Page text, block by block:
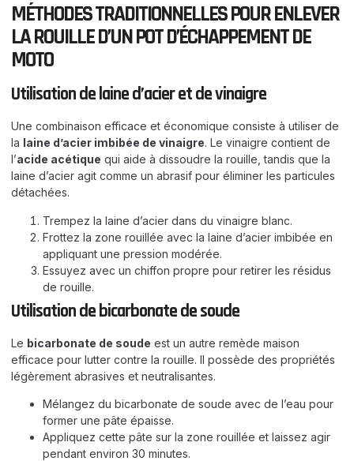
MÉTHODES TRADITIONNELLES POUR ENLEVER
LA ROUILLE D’UN POT D’ÉCHAPPEMENT DE
MOTO
Utilisation de laine d’acier et de vinaigre
Une combinaison efficace et économique consiste à utiliser de
la laine d’acier imbibée de vinaigre. Le vinaigre contient de
l’acide acétique qui aide à dissoudre la rouille, tandis que la
laine d’acier agit comme un abrasif pour éliminer les particules
détachées.
Trempez la laine d’acier dans du vinaigre blanc.
Frottez la zone rouillée avec la laine d’acier imbibée en
appliquant une pression modérée.
Essuyez avec un chiffon propre pour retirer les résidus
de rouille.
Utilisation de bicarbonate de soude
Le bicarbonate de soude est un autre remède maison
efficace pour lutter contre la rouille. Il possède des propriétés
légèrement abrasives et neutralisantes.
Mélangez du bicarbonate de soude avec de l’eau pour
former une pâte épaisse.
Appliquez cette pâte sur la zone rouillée et laissez agir
pendant environ 30 minutes.